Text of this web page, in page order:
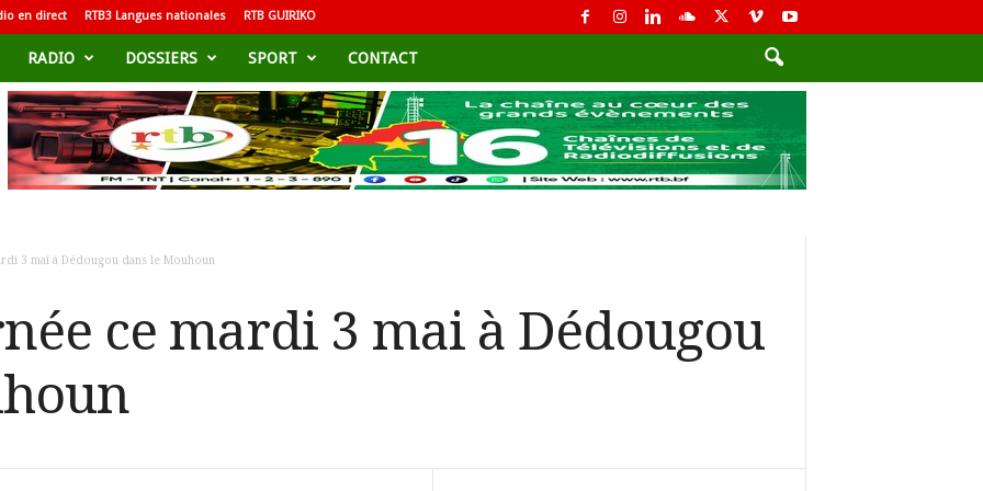
en direct RTB3 Langues nationales RTB GUIRIKO
RADIO DOSSIERS SPORT CONTACT
3 mai à Dédougou dans le Mouhoun
ce mardi 3 mai à Dédougou